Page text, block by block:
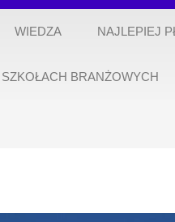
WIEDZA NAJLEPIEJ
BRANŻOWYCH